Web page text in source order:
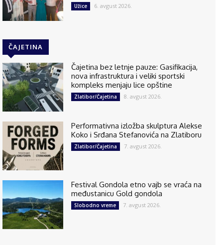
Užice 6. avgust 2026.
ČAJETINA
Čajetina bez letnje pauze: Gasifikacija,
nova infrastruktura i veliki sportski
kompleks menjaju lice opštine
Zlatibor/Čajetina 8. avgust 2026.
Performativna izložba skulptura Alekse
Koko i Srđana Stefanovića na Zlatiboru
Zlatibor/Čajetina 7. avgust 2026.
Festival Gondola etno vajb se vraća na
međustanicu Gold gondola
Slobodno vreme 7. avgust 2026.